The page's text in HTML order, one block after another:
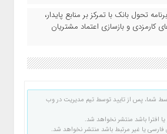
تحول بانک با تمرکز بر منابع پایدار،
کارمزدی و بازسازی اعتماد مشتریان
شما، پس از تایید توسط تیم مدیریت در وب
افترا باشد منتشر نخواهد شد.
فارسی یا غیر مرتبط باشد منتشر نخواهد شد.